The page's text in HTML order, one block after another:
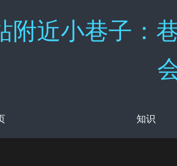
附近小巷子：
知识